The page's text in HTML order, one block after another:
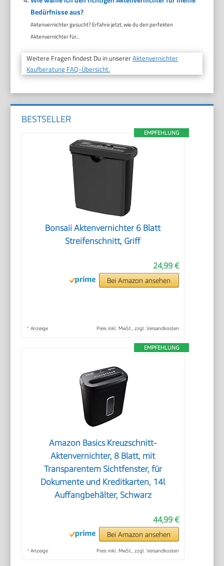
Bedürfnisse aus?
Aktenvernichter gesucht? Erfahre jetzt, wie du den perfekten
Aktenvernichter für...
Weitere Fragen findest Du in unsererAktenvernichter
Kaufberatung FAQ-Übersicht.
BESTSELLER
EMPFEHLUNG
Bonsaii Aktenvernichter 6 Blatt
Streifenschnitt, Griff
24,99 €
Bei Amazon ansehen
* Anzeige Preis inkl. MwSt., zzgl. Versandkosten
EMPFEHLUNG
Amazon Basics Kreuzschnitt-
Aktenvernichter, 8 Blatt, mit
Transparentem Sichtfenster, für
Dokumente und Kreditkarten, 14l
Auffangbehälter, Schwarz
44,99 €
Bei Amazon ansehen
* Anzeige Preis inkl. MwSt., zzgl. Versandkosten